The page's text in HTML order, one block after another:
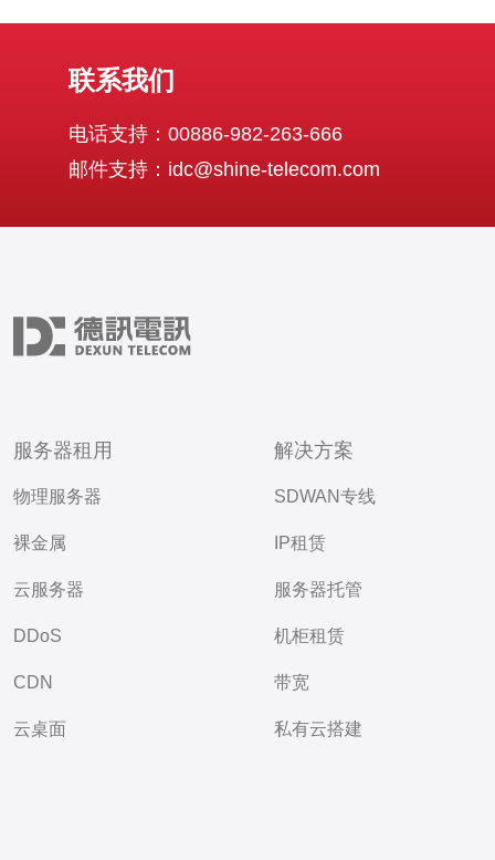
联系我们
电话支持：00886-982-263-666
邮件支持：idc@shine-telecom.com
服务器租用
物理服务器
裸金属
云服务器
DDoS
CDN
云桌面
解决方案
SDWAN专线
IP租赁
服务器托管
机柜租赁
带宽
私有云搭建